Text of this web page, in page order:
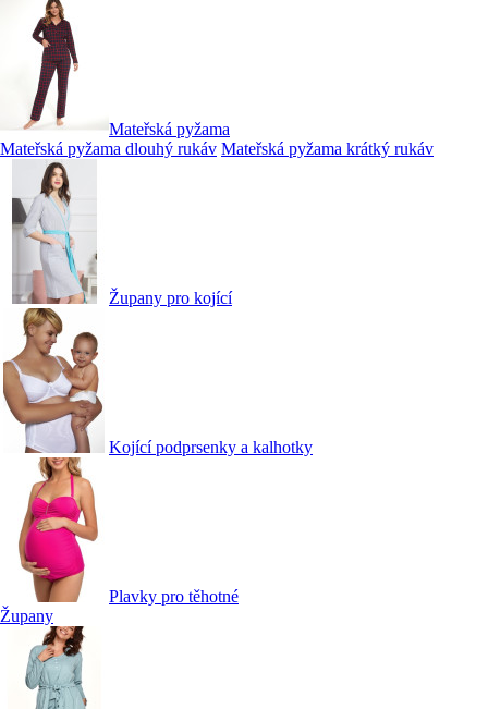
Mateřská pyžama
Mateřská pyžama dlouhý rukáv Mateřská pyžama krátký rukáv
Župany pro kojící
Kojící podprsenky a kalhotky
Plavky pro těhotné
Župany